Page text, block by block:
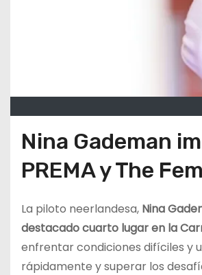
Nina Gademan
PREMA y The
La piloto neerlandesa, Nina
destacado cuarto lugar en la
enfrentar condiciones difíciles y
rápidamente y superar los